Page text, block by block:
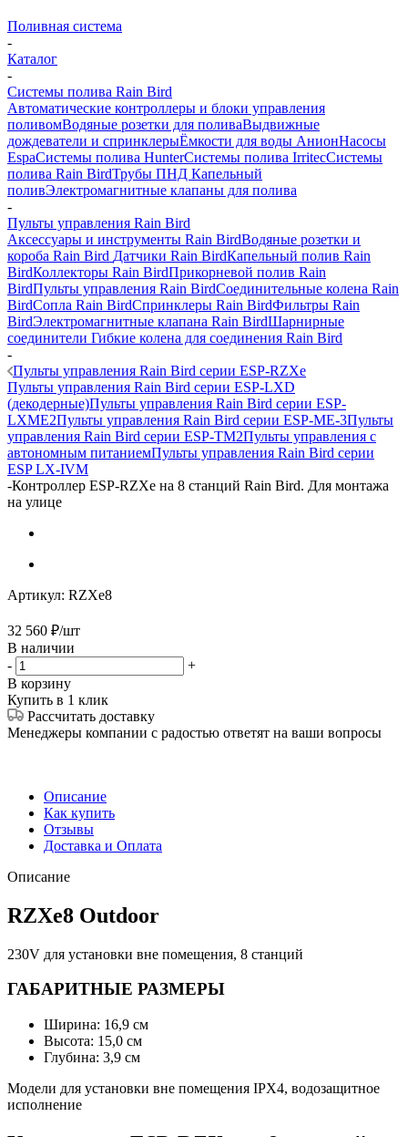
Поливная система
-
Каталог
-
Системы полива Rain Bird
Автоматические контроллеры и блоки управления
поливомВодяные розетки для поливаВыдвижные
дождеватели и спринклерыЁмкости для воды АнионНасосы
EspaСистемы полива HunterСистемы полива IrritecСистемы
полива Rain BirdТрубы ПНД Капельный
поливЭлектромагнитные клапаны для полива
-
Пульты управления Rain Bird
Аксессуары и инструменты Rain BirdВодяные розетки и
короба Rain Bird Датчики Rain BirdКапельный полив Rain
BirdКоллекторы Rain BirdПрикорневой полив Rain
BirdПульты управления Rain BirdСоединительные колена Rain
BirdСопла Rain BirdСпринклеры Rain BirdФильтры Rain
BirdЭлектромагнитные клапана Rain BirdШарнирные
соединители Гибкие колена для соединения Rain Bird
-
Пульты управления Rain Bird серии ESP-RZXe
Пульты управления Rain Bird серии ESP-LXD
(декодерные)Пульты управления Rain Bird серии ESP-
LXME2Пульты управления Rain Bird серии ESP-ME-3Пульты
управления Rain Bird серии ESP-TM2Пульты управления с
автономным питаниемПульты управления Rain Bird серии
ESP LX-IVM
-Контроллер ESP-RZXe на 8 станций Rain Bird. Для монтажа
на улице
Артикул: RZXe8
32 560 ₽/шт
В наличии
-
+
В корзину
Купить в 1 клик
Рассчитать доставку
Менеджеры компании с радостью ответят на ваши вопросы
Описание
Как купить
Отзывы
Доставка и Оплата
Описание
RZXe8 Outdoor
230V для установки вне помещения, 8 станций
ГАБАРИТНЫЕ РАЗМЕРЫ
Ширина: 16,9 см
Высота: 15,0 см
Глубина: 3,9 см
Модели для установки вне помещения IPX4, водозащитное
исполнение